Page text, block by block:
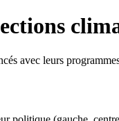
avec leurs